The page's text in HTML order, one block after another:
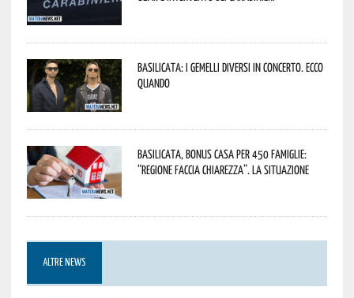
Basilicata: i Gemelli DiVersi in concerto. Ecco
quando
Basilicata, Bonus casa per 450 famiglie:
“Regione faccia chiarezza”. La situazione
ALTRE NEWS